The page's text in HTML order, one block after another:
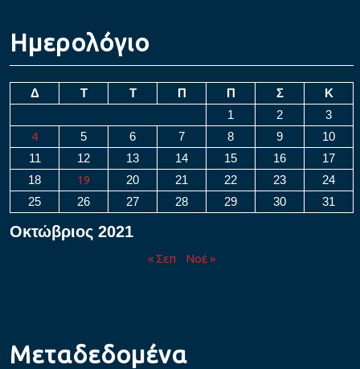
Ημερολόγιο
Οκτώβριος 2021
Δ Τ Τ Π Π Σ
Κ
1
2
3
4
5 6 7 8 9
10
11
12 13 14 15 16
17
18
19 20 21 22 23
24
25
26 27 28 29 30 31
« Σεπ Νοέ »
Μεταδεδομένα